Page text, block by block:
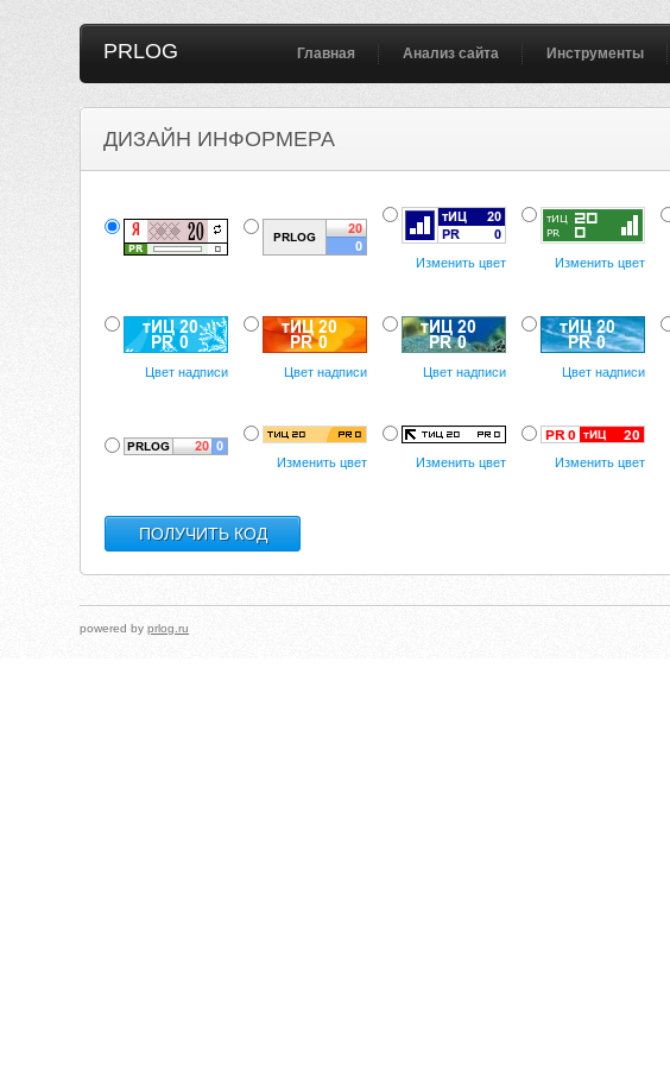
PRLOG Главная Анализ сайта Инструменты
ДИЗАЙН ИНФОРМЕРА
Изменить цвет Изменить цвет
Цвет надписи Цвет надписи Цвет надписи Цвет надписи
Изменить цвет Изменить цвет Изменить цвет
powered byprlog.ru